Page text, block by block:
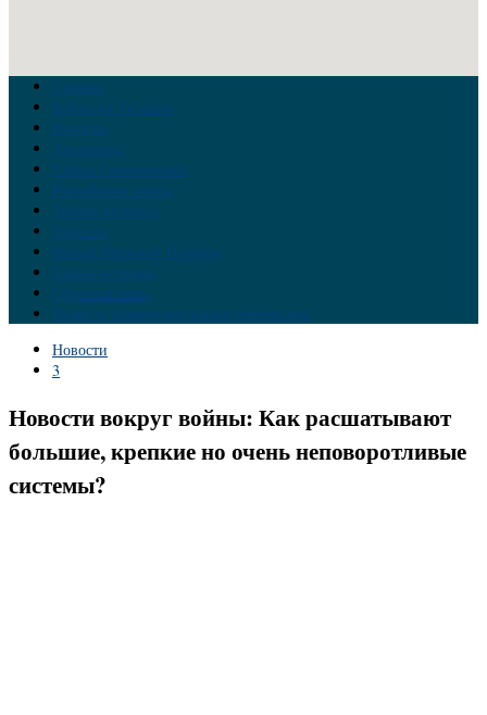
Главная
Война на Украине
Новости
Аналитика
Тайны Геополитики
Российские элиты
Теория заговора
Украина
Новый Мировой Порядок
Тайны истории
Обратная связь
Правила комментирования материалов
Новости
3
Новости вокруг войны: Как расшатывают
большие, крепкие но очень неповоротливые
системы?